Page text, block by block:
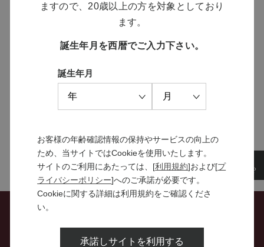
MANNS WINE
お問い合わせ
ますので、20歳以上の方を対象としており
ます。
誕生年月を西暦でご入力下さい。
誕生年月
お客様の年齢確認情報の保持やサービスの向上の
ため、当サイトではCookieを使用いたします。
サイトのご利用にあたっては、[利用規約]および[プ
ライバシーポリシー]へのご承諾が必要です。
Cookieに関する詳細は利用規約をご確認くださ
い。
承諾しサイトを利用する